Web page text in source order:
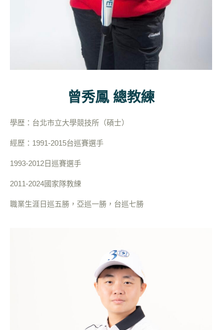
曾秀鳳 總教練
學歴：台北市立大學競技所（碩士）
經歷：1991-2015台巡賽選手
1993-2012日巡賽選手
2011-2024國家隊教練
職業生涯日巡五勝，亞巡一勝，台巡七勝